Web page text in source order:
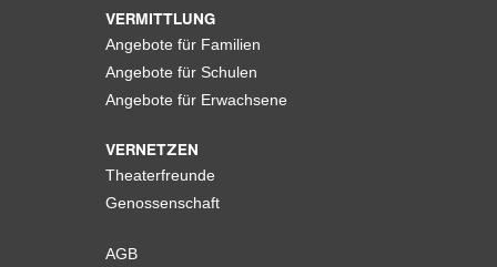
VERMITTLUNG
Angebote für Familien
Angebote für Schulen
Angebote für Erwachsene
VERNETZEN
Theaterfreunde
Genossenschaft
AGB